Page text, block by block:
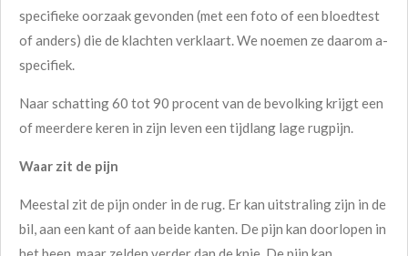
specifieke oorzaak gevonden (met een foto of een bloedtest
of anders) die de klachten verklaart. We noemen ze daarom a-
specifiek.
Naar schatting 60 tot 90 procent van de bevolking krijgt een
of meerdere keren in zijn leven een tijdlang lage rugpijn.
Waar zit de pijn
Meestal zit de pijn onder in de rug. Er kan uitstraling zijn in de
bil, aan een kant of aan beide kanten. De pijn kan doorlopen in